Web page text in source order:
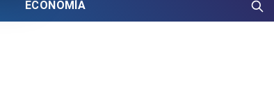
ECONOMÍA